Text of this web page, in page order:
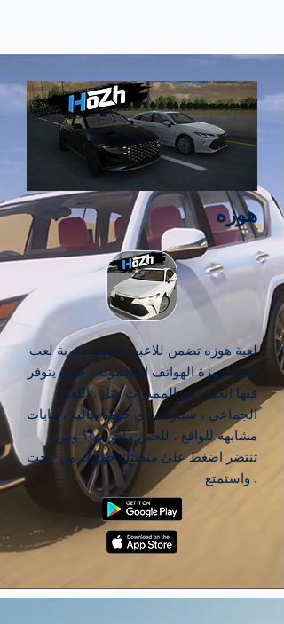
هوزه
لعبة هوزه تضمن للاعبين افضل تجربة لعب
علئ اجهزة الهواتف المحمولة ، حيث يتوفر
فيها العديد من المميزات مثل . اللعب
الجماعي ، سيارات ذي جودة عالية ، مابات
مشابهه للواقع ، للحين ماجربتها؟ وش
تنتضر اضغط علئ منصتك جهازك من تحت
. واستمتع